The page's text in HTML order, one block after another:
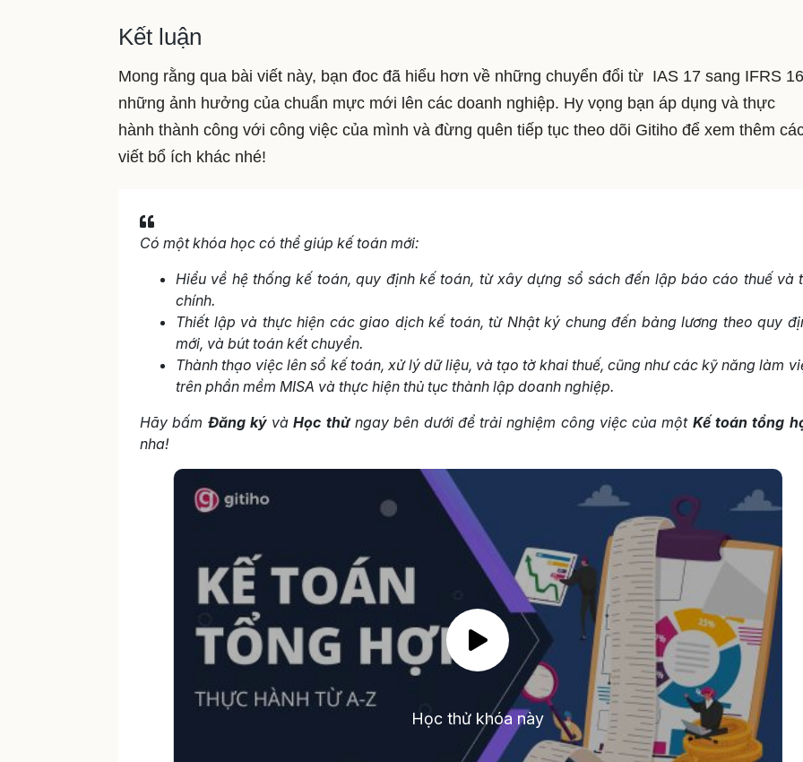
Kết luận
Mong rằng qua bài viết này, bạn đoc đã hiểu hơn về những chuyển đổi từ IAS 17 sang IFRS
những ảnh hưởng của chuẩn mực mới lên các doanh nghiệp. Hy vọng bạn áp dụng và thực
hành thành công với công việc của mình và đừng quên tiếp tục theo dõi Gitiho để xem thêm
viết bổ ích khác nhé!
Có một khóa học có thể giúp kế toán mới:
Hiểu về hệ thống kế toán, quy định kế toán, từ xây dựng sổ sách đến lập báo cáo thuế và
chính.
Thiết lập và thực hiện các giao dịch kế toán, từ Nhật ký chung đến bảng lương theo quy
mới, và bút toán kết chuyển.
Thành thạo việc lên sổ kế toán, xử lý dữ liệu, và tạo tờ khai thuế, cũng như các kỹ năng làm
trên phần mềm MISA và thực hiện thủ tục thành lập doanh nghiệp.
Hãy bấm Đăng kývà Học thửngay bên dưới để trải nghiệm công việc của một Kế toán tổng
nha!
Học thử khóa này